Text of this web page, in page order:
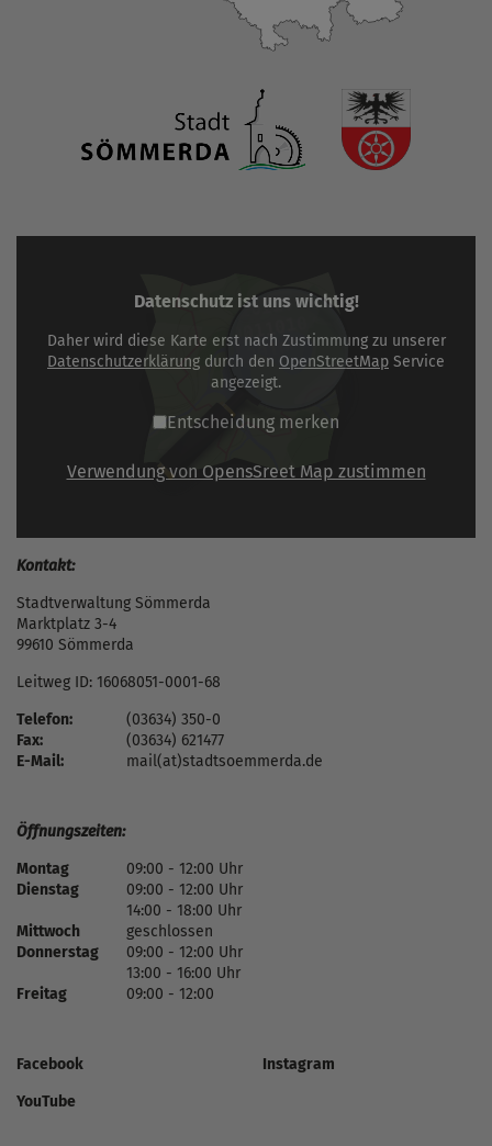
Datenschutz ist uns wichtig!
Daher wird diese Karte erst nach Zustimmung zu unserer
Datenschutzerklärung durch den OpenStreetMap Service
angezeigt.
Entscheidung merken
Verwendung von OpensSreet Map zustimmen
Kontakt:
Stadtverwaltung Sömmerda
Marktplatz 3-4
99610 Sömmerda
Leitweg ID: 16068051-0001-68
Telefon:
(03634) 350-0
Fax:
(03634) 621477
E-Mail:
mail(at)stadtsoemmerda.de
Öffnungszeiten:
Montag
09:00 - 12:00 Uhr
Dienstag
09:00 - 12:00 Uhr
14:00 - 18:00 Uhr
Mittwoch
geschlossen
Donnerstag
09:00 - 12:00 Uhr
13:00 - 16:00 Uhr
Freitag
09:00 - 12:00
Facebook
Instagram
YouTube